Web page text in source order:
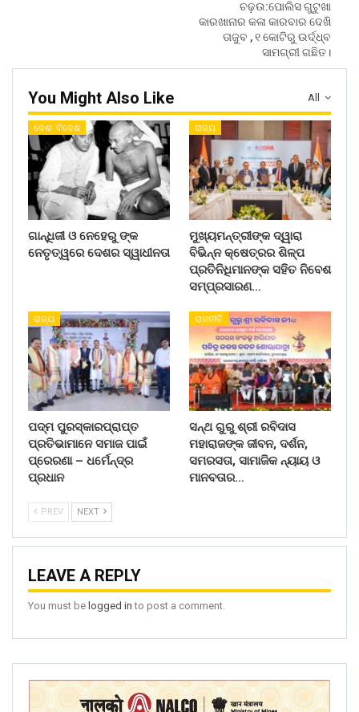
ଚଢ଼ଉ:ପୋଲିସ ଗୁଟୁଖା
କାରଖାନାର କଳା କାରବାର ଦେଖି
ତାଜୁବ , ୧ କୋଟିରୁ ଉର୍ଦ୍ଧ୍ବ
ସାମଗ୍ରୀ ଗଛିତ।
All
You Might Also Like
ଦେଶ- ବିଦେଶ
ଗାନ୍ଧିଜୀ ଓ ନେହେରୁ ଙ୍କ
ନେତୃତ୍ୱରେ ଦେଶର ସ୍ୱାଧୀନତା
ରାଜ୍ୟ
ମୁଖ୍ୟମନ୍ତ୍ରୀଙ୍କ ଦ୍ୱାରା
ବିଭିନ୍ନ କ୍ଷେତ୍ରର ଶିଳ୍ପ
ପ୍ରତିନିଧିମାନଙ୍କ ସହିତ ନିବେଶ
ସମ୍ପ୍ରସାରଣ…
ରାଜ୍ୟ
ପଦ୍ମ ପୁରସ୍କାରପ୍ରାପ୍ତ
ପ୍ରତିଭାମାନେ ସମାଜ ପାଇଁ
ପ୍ରେରଣା – ଧର୍ମେନ୍ଦ୍ର
ପ୍ରଧାନ
ରାଜନୀତି
ସନ୍ଥ ଗୁରୁ ଶ୍ରୀ ରବିଦାସ
ମହାରାଜଙ୍କ ଜୀବନ, ଦର୍ଶନ,
ସମରସତା, ସାମାଜିକ ନ୍ୟାୟ ଓ
ମାନବତାର…
PREV NEXT
LEAVE A REPLY
You must be logged in to post a comment.